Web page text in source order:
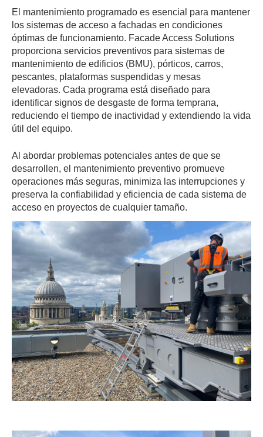
El mantenimiento programado es esencial para mantener
los sistemas de acceso a fachadas en condiciones
óptimas de funcionamiento. Facade Access Solutions
proporciona servicios preventivos para sistemas de
mantenimiento de edificios (BMU), pórticos, carros,
pescantes, plataformas suspendidas y mesas
elevadoras. Cada programa está diseñado para
identificar signos de desgaste de forma temprana,
reduciendo el tiempo de inactividad y extendiendo la vida
útil del equipo.
Al abordar problemas potenciales antes de que se
desarrollen, el mantenimiento preventivo promueve
operaciones más seguras, minimiza las interrupciones y
preserva la confiabilidad y eficiencia de cada sistema de
acceso en proyectos de cualquier tamaño.